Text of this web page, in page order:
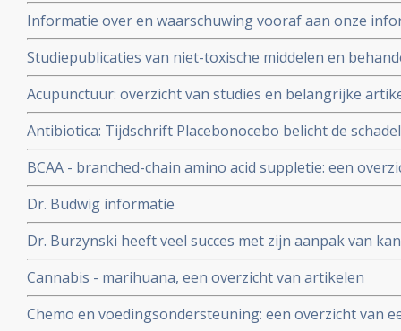
Informatie over en waarschuwing vooraf aan onze
therapieën bij kanker:
Studiepublicaties van niet-toxische middelen en
arts-bioloog drs. E. Valstar naast radiotherapie -
Acupunctuur: overzicht van studies en belangrijke
Antibiotica: Tijdschrift Placebonocebo belicht de
geeft ook informatie hoe je op natuurlijke wijze
BCAA - branched-chain amino acid suppletie: een
Dr. Budwig informatie
Dr. Burzynski heeft veel succes met zijn aanpak van
belangrijke publicaties over de methode van dr.
Cannabis - marihuana, een overzicht van artikelen
Chemo en voedingsondersteuning: een overzicht van